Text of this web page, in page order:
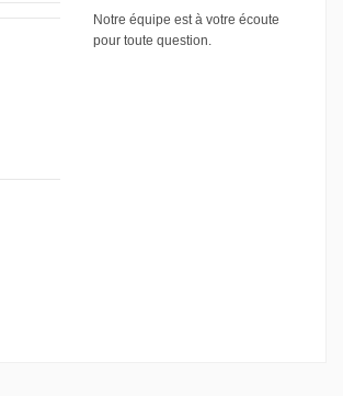
Notre équipe est à votre écoute
pour toute question.